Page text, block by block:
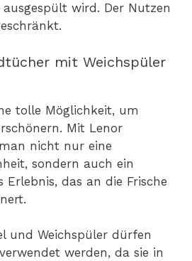
wird. Der Nutzen
mit Weichspüler
tolle Möglichkeit, um
Mit Lenor
nicht nur eine
sondern auch ein
das an die Frische
und Weichspüler dürfen
werden, da sie in